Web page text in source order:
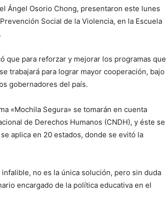
Ángel Osorio Chong, presentaron este lunes
Social de la Violencia, en la Escuela
que para reforzar y mejorar los programas que
trabajará para lograr mayor cooperación, bajo
gobernadores del país.
«Mochila Segura» se tomarán en cuenta
de Derechos Humanos (CNDH), y éste se
aplica en 20 estados, donde se evitó la
no es la única solución, pero sin duda
encargado de la política educativa en el